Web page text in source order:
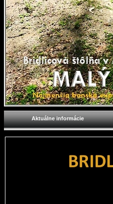
Aktuálne informácie